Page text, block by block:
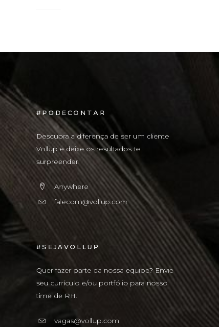
#PODECONTAR
Descubra a diferença de ser um cliente
Vollup e deixe os resultados te
surpreender.
Anywhere
falecom@vollup.com
#SEJAVOLLUP
Quer fazer parte da nossa equipe? Envie
seu currículo e/ou portfólio para nosso
time de RH.
vagas@vollup.com